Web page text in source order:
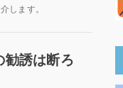
します。
勧誘は断ろ